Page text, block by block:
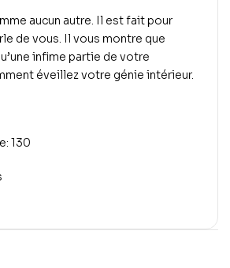
aucun autre. Il est fait pour
de vous. Il vous montre que
infime partie de votre
éveillez votre génie intérieur.
130